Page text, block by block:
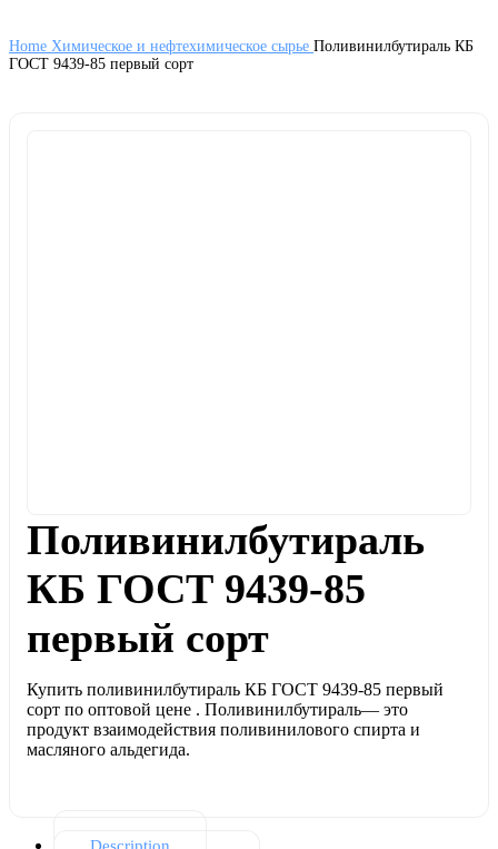
Home Химическое и нефтехимическое сырье Поливинилбутираль КБ
ГОСТ 9439-85 первый сорт
Поливинилбутираль
КБ ГОСТ 9439-85
первый сорт
Купить поливинилбутираль КБ ГОСТ 9439-85 первый
сорт по оптовой цене . Поливинилбутираль— это
продукт взаимодействия поливинилового спирта и
масляного альдегида.